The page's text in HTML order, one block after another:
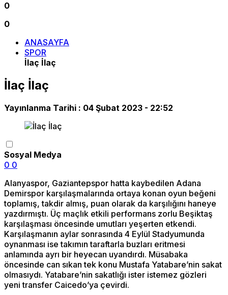
0
0
ANASAYFA
SPOR
İlaç İlaç
İlaç İlaç
Yayınlanma Tarihi : 04 Şubat 2023 - 22:52
Sosyal Medya
0 0
Alanyaspor, Gaziantepspor hatta kaybedilen Adana
Demirspor karşılaşmalarında ortaya konan oyun beğeni
toplamış, takdir almış, puan olarak da karşılığını haneye
yazdırmıştı. Üç maçlık etkili performans zorlu Beşiktaş
karşılaşması öncesinde umutları yeşerten etkendi.
Karşılaşmanın aylar sonrasında 4 Eylül Stadyumunda
oynanması ise takımın taraftarla buzları eritmesi
anlamında ayrı bir heyecan uyandırdı. Müsabaka
öncesinde can sıkan tek konu Mustafa Yatabare’nin sakat
olmasıydı. Yatabare’nin sakatlığı ister istemez gözleri
yeni transfer Caicedo’ya çevirdi.